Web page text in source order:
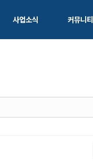
사업소식 커뮤니티